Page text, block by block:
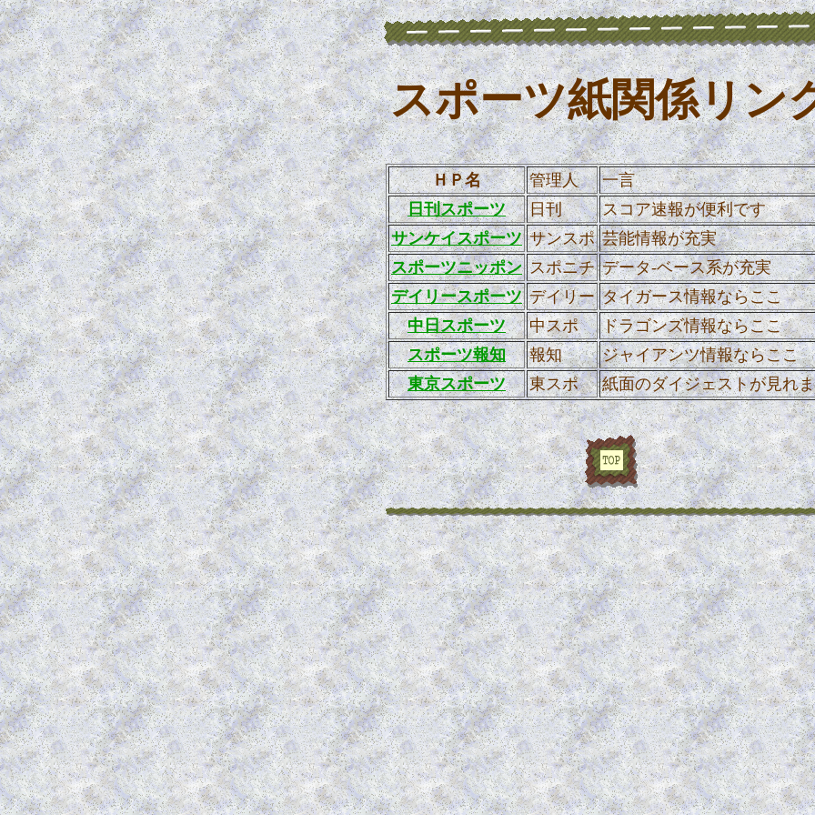
スポーツ紙関係リン
ＨＰ名 管理人
一言
日刊スポーツ
日刊
スコア速報が便利です
サンケイスポーツ サンスポ 芸能情報が充実
スポーツニッポン スポニチ データ-ベース系が充実
デイリースポーツ デイリー タイガース情報ならここ
中日スポーツ
中スポ
ドラゴンズ情報ならここ
スポーツ報知
報知
ジャイアンツ情報ならここ
東京スポーツ
東スポ 紙面のダイジェストが見れ